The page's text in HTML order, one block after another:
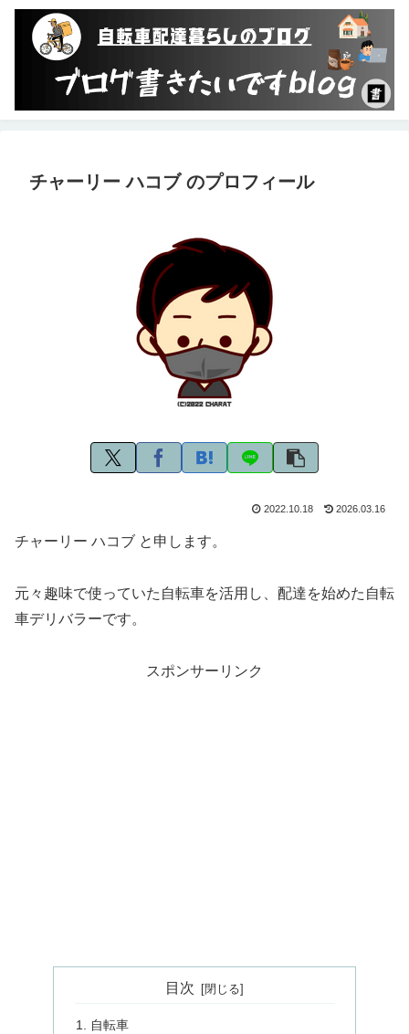
チャーリー ハコブ のプロフィール
2022.10.18 2026.03.16
チャーリー ハコブ と申します。
元々趣味で使っていた自転車を活用し、配達を始めた自転
車デリバラーです。
スポンサーリンク
目次
自転車